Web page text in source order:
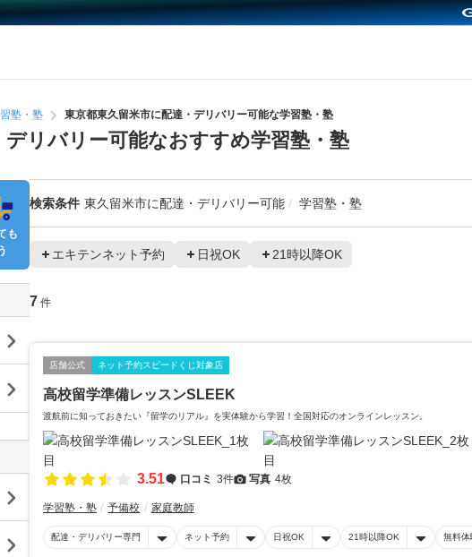
塾・塾 東京都東久留米市に配達・デリバリー可能な学習塾・塾
デリバリー可能なおすすめ学習塾・塾
検索条件 東久留米市に配達・デリバリー可能 学習塾・塾
エキテンネット予約 日祝OK 21時以降OK
7 件
店舗公式 ネット予約スピードくじ対象店
高校留学準備レッスンSLEEK
渡航前に知っておきたい『留学のリアル』を実体験から学習！全国対応のオンラインレッスン。
3.51 口コミ 3件 写真 4枚
学習塾・塾 予備校 家庭教師
配達・デリバリー専門 ネット予約 日祝OK 21時以降OK 無料体
も